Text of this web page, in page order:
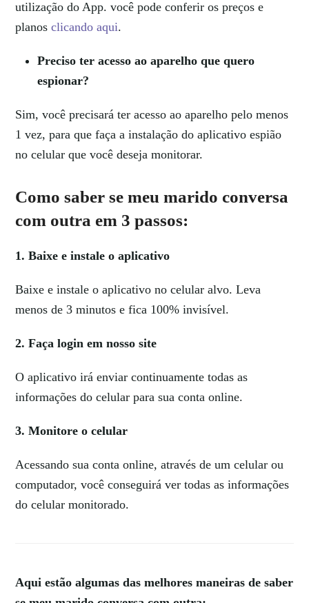
utilização do App. você pode conferir os preços e
planosclicando aqui.
Preciso ter acesso ao aparelho que quero
espionar?
Sim, você precisará ter acesso ao aparelho pelo menos
1 vez, para que faça a instalação do aplicativo espião
no celular que você deseja monitorar.
Como saber se meu marido conversa
com outra em 3 passos:
1. Baixe e instale o aplicativo
Baixe e instale o aplicativo no celular alvo. Leva
menos de 3 minutos e fica 100% invisível.
2. Faça login em nosso site
O aplicativo irá enviar continuamente todas as
informações do celular para sua conta online.
3. Monitore o celular
Acessando sua conta online, através de um celular ou
computador, você conseguirá ver todas as informações
do celular monitorado.
Aqui estão algumas das melhores maneiras de saber